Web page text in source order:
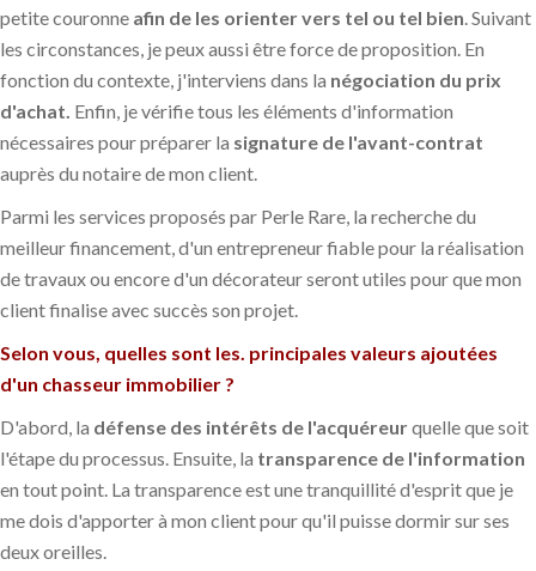
petite couronne afin de les orienter vers tel ou tel bien. Suivant
les circonstances, je peux aussi être force de proposition. En
fonction du contexte, j'interviens dans la négociation du prix
d'achat. Enfin, je vérifie tous les éléments d'information
nécessaires pour préparer la signature de l'avant-contrat
auprès du notaire de mon client.
Parmi les services proposés par Perle Rare, la recherche du
meilleur financement, d'un entrepreneur fiable pour la réalisation
de travaux ou encore d'un décorateur seront utiles pour que mon
client finalise avec succès son projet.
Selon vous, quelles sont les. principales valeurs ajoutées
d'un chasseur immobilier ?
D'abord, la défense des intérêts de l'acquéreurquelle que soit
l'étape du processus. Ensuite, la transparence de l'information
en tout point. La transparence est une tranquillité d'esprit que je
me dois d'apporter à mon client pour qu'il puisse dormir sur ses
deux oreilles.